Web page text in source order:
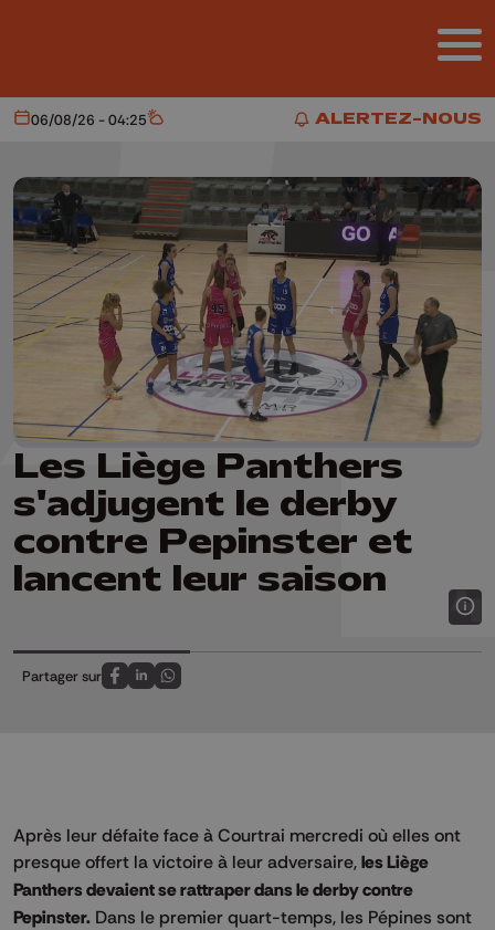
ALERTEZ-NOUS
ALERTEZ-NOUS
Aujourd'hui
06/08/26 - 04:25 Météo
Les Liège Panthers
s'adjugent le derby
contre Pepinster et
lancent leur saison
Partager sur
Partagez sur FaceBook
Partagez sur LinkedIn
Partagez sur Whatsapp
Après leur défaite face à Courtrai mercredi où elles ont
presque offert la victoire à leur adversaire, les Liège
Panthers devaient se rattraper dans le derby contre
Pepinster. Dans le premier quart-temps, les Pépines sont